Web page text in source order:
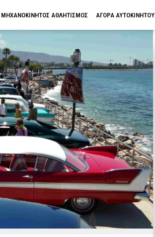
ΜΗΧΑΝΟΚΙΝΗΤΟΣ ΑΘΛΗΤΙΣΜΟΣ ΑΓΟΡΑ ΑΥΤΟΚΙΝΗΤΟΥ